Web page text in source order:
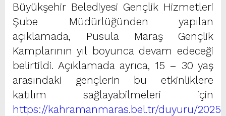
Büyükşehir Belediyesi Gençlik Hizmetleri
Şube Müdürlüğünden yapılan
açıklamada, Pusula Maraş Gençlik
Kamplarının yıl boyunca devam edeceği
belirtildi. Açıklamada ayrıca, 15 – 30 yaş
arasındaki gençlerin bu etkinliklere
katılım sağlayabilmeleri için
https://kahramanmaras.bel.tr/duyuru/